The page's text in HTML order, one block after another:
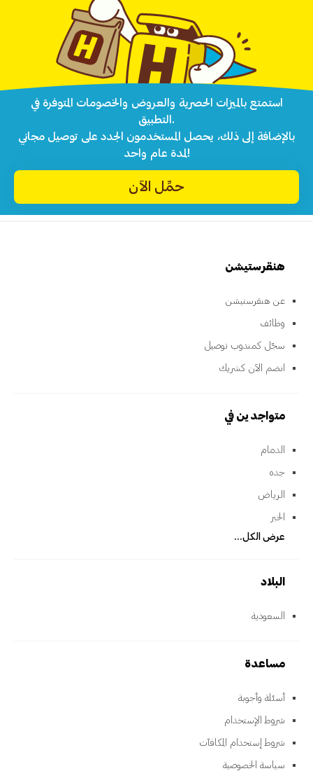
استمتع بالميزات الحصرية والعروض والخصومات المتوفرة في
التطبيق.
بالإضافة إلى ذلك، يحصل المستخدمون الجدد على توصيل مجاني
لمدة عام واحد!
حمِّل الآن
هنقرستيشن
عن هنقرستيشن
وظائف
سجّل كمندوب توصيل
انضم الآن كشريك
متواجدين في
الدمام
جده
الرياض
الخبر
عرض الكل...
البلاد
السعودية
مساعدة
أسئلة وأجوبة
شروط الإستخدام
شروط إستخدام المكافآت
سياسة الخصوصية